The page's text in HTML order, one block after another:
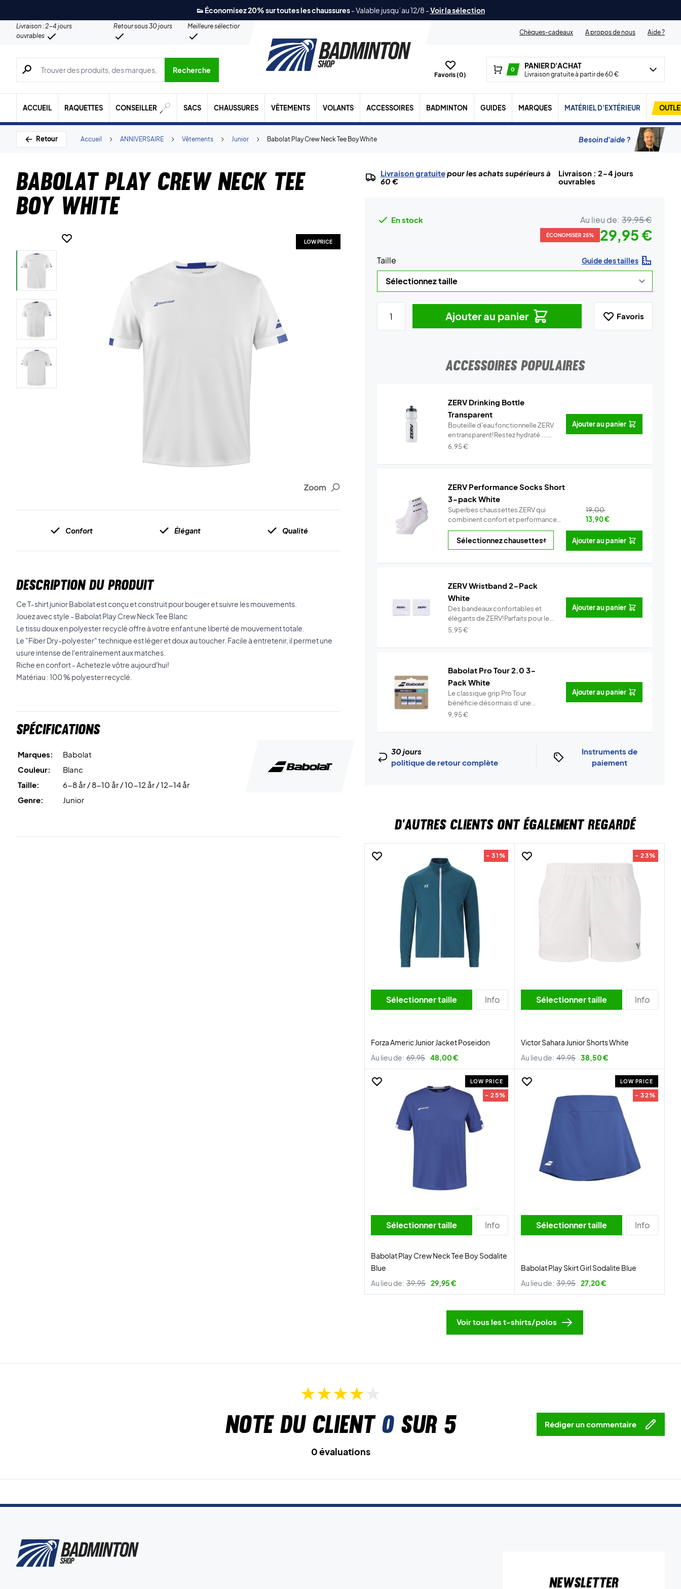
👟 Économisez 20% sur toutes les chaussures-Valable jusqu´au 12/8 -Voir la sélection
Livraison : 2-4 jours
ouvrables
Retour sous 30 jours
Meilleure sélection
Chèques-cadeaux
A propos de nous Aide ?
Recherche de produits, de marques, etc.
Recherche
Favoris (0)
0 PANIER D'ACHAT
Livraison gratuite à partir de 60 €
ACCUEIL RAQUETTES CONSEILLER SACS CHAUSSURES VÊTEMENTS VOLANTS ACCESSOIRES BADMINTON GUIDES MARQUES MATÉRIEL D'EXTÉRIEUR
Retour Babolat Play Crew Neck Tee Boy White
Junior
Vêtements
ANNIVERSAIRE
Accueil Besoin d'aide ?
Babolat Play Crew Neck Tee
Boy White
Zoom
LOW PRICE
Confort Élégant Qualité
DESCRIPTION DU PRODUIT
Ce T-shirt junior Babolat est conçu et construit pour bouger et suivre les mouvements.
Jouez avec style - Babolat Play Crew Neck Tee Blanc
Le tissu doux en polyester recyclé offre à votre enfant une liberté de mouvement totale.
Le "Fiber Dry-polyester" technique est léger et doux au toucher. Facile à entretenir, il permet une
usure intense de l'entraînement aux matches.
Riche en confort - Achetez le vôtre aujourd'hui!
Matériau : 100 % polyester recyclé.
Spécifications
Marques:
Babolat
Couleur:
Blanc
Taille:
6-8 år / 8-10 år / 10-12 år / 12-14 år
Genre:
Junior
Livraison gratuitepour les achats supérieurs à
60 €
Livraison : 2-4 jours
ouvrables
En stock Au lieu de: 39,95 €
ÉCONOMISER 25% 29,95 €
Taille Guide des tailles
Ajouter au panier Favoris
ACCESSOIRES POPULAIRES
ZERV Drinking Bottle
Transparent
Bouteille d'eau fonctionnelle ZERV
en transparent!Restez hydraté ...
Info
6,95€
Ajouter au panier
ZERV Performance Socks Short
3-pack White
Superbes chaussettes ZERV qui
combinent confort et performance
!Co... Info
19,00
13,90€
Ajouter au panier
ZERV Wristband 2-Pack
White
Des bandeaux confortables et
élégants de ZERV!Parfaits pour le
t...
Info
5,95€
Ajouter au panier
Babolat Pro Tour 2.0 3-
Pack White
Le classique grip Pro Tour
bénéficie désormais d’une
version ...
9,95€
Ajouter au panier
30 jours
politique de retour complète
Instruments de
paiement
D'AUTRES CLIENTS ONT ÉGALEMENT REGARDÉ
- 31%
Sélectionner taille Info
Forza Americ Junior Jacket Poseidon
Au lieu de: 69,95 48,00 €
- 23%
Sélectionner taille Info
Victor Sahara Junior Shorts White
Au lieu de: 49,95 38,50 €
LOW PRICE
- 25%
Sélectionner taille Info
Babolat Play Crew Neck Tee Boy Sodalite
Blue
Au lieu de: 39,95 29,95 €
LOW PRICE
- 32%
Sélectionner taille Info
Babolat Play Skirt Girl Sodalite Blue
Au lieu de: 39,95 27,20 €
Voir tous les t-shirts/polos
Note du client 0sur 5 Rédiger un commentaire
0 évaluations
Newsletter